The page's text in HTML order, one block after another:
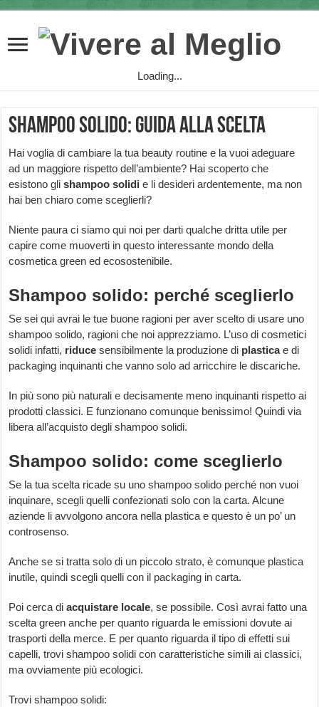
Loading...
Shampoo solido: guida alla scelta
Hai voglia di cambiare la tua beauty routine e la vuoi adeguare
ad un maggiore rispetto dell’ambiente? Hai scoperto che
esistono glishampoo solidi e li desideri ardentemente, ma non
hai ben chiaro come sceglierli?
Niente paura ci siamo qui noi per darti qualche dritta utile per
capire come muoverti in questo interessante mondo della
cosmetica green ed ecosostenibile.
Shampoo solido: perché sceglierlo
Se sei qui avrai le tue buone ragioni per aver scelto di usare uno
shampoo solido, ragioni che noi apprezziamo. L’uso di cosmetici
solidi infatti, riduce sensibilmente la produzione di plasticae di
packaging inquinanti che vanno solo ad arricchire le discariche.
In più sono più naturali e decisamente meno inquinanti rispetto ai
prodotti classici. E funzionano comunque benissimo! Quindi via
libera all’acquisto degli shampoo solidi.
Shampoo solido: come sceglierlo
Se la tua scelta ricade su uno shampoo solido perché non vuoi
inquinare, scegli quelli confezionati solo con la carta. Alcune
aziende li avvolgono ancora nella plastica e questo è un po’ un
controsenso.
Anche se si tratta solo di un piccolo strato, è comunque plastica
inutile, quindi scegli quelli con il packaging in carta.
Poi cerca diacquistare locale, se possibile. Così avrai fatto una
scelta green anche per quanto riguarda le emissioni dovute ai
trasporti della merce. E per quanto riguarda il tipo di effetti sui
capelli, trovi shampoo solidi con caratteristiche simili ai classici,
ma ovviamente più ecologici.
Trovi shampoo solidi: